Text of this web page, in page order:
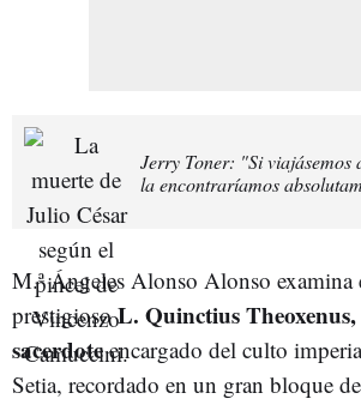
Jerry Toner: "Si viajásemos
la encontraríamos
M.ª Ángeles Alonso Alonso examina
prestigiosoL. Quinctius
sacerdoteencargado del culto
Setia, recordado en un gran bloque